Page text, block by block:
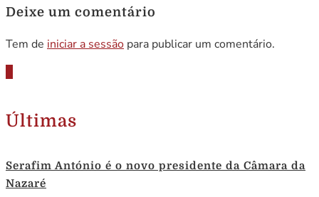
Deixe um comentário
Tem de iniciar a sessão para publicar um comentário.
Últimas
Serafim António é o novo presidente da Câmara da
Nazaré